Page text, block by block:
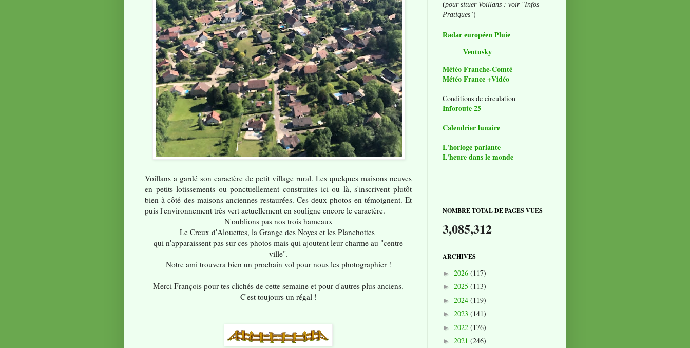
Voillans a gardé son caractère de petit village rural. Les quelques maisons neuves
en petits lotissements ou ponctuellement construites ici ou là, s'inscrivent plutôt
bien à côté des maisons anciennes restaurées. Ces deux photos en témoignent. Et
puis l'environnement très vert actuellement en souligne encore le caractère.
N'oublions pas nos trois hameaux
Le Creux d'Alouettes, la Grange des Noyes et les Planchottes
qui n'apparaissent pas sur ces photos mais qui ajoutent leur charme au "centre
ville".
Notre ami trouvera bien un prochain vol pour nous les photographier !
Merci François pour tes clichés de cette semaine et pour d'autres plus anciens.
C'est toujours un régal !
(pour situer Voillans : voir "Infos
Pratiques")
Radar européen Pluie
Ventusky
Météo Franche-Comté
Météo France +Vidéo
Conditions de circulation
Inforoute 25
Calendrier lunaire
L'horloge parlante
L'heure dans le monde
NOMBRE TOTAL DE PAGES VUES
3,085,312
ARCHIVES
► 2026 (117)
► 2025 (113)
► 2024 (119)
► 2023 (141)
► 2022 (176)
► 2021 (246)